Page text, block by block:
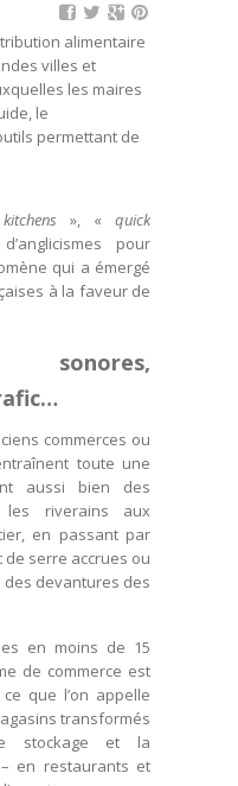
alimentaire
villes et
les maires
le
permettant de
», « quick
pour
qui a émergé
à la faveur de
commerces ou
toute une
aussi bien des
les riverains aux
en passant par
serre accrues ou
des devantures des
en moins de 15
de commerce est
que l’on appelle
transformés
stockage et la
en restaurants et